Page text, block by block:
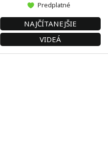
Predplatné
NAJČÍTANEJŠIE
VIDEÁ